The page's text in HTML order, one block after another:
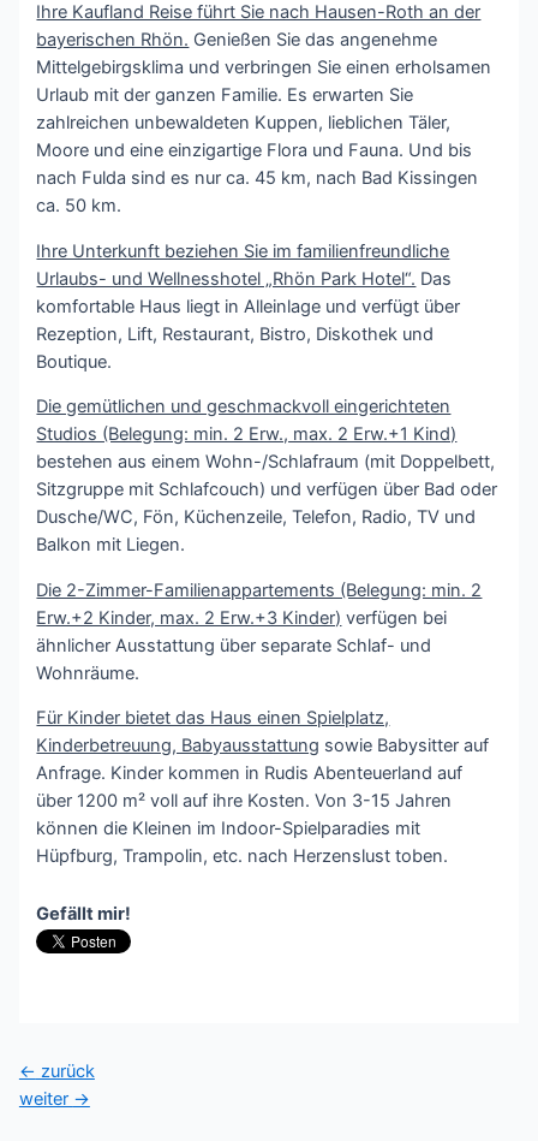
Ihre Kaufland Reise führt Sie nach Hausen-Roth an der
bayerischen Rhön. Genießen Sie das angenehme
Mittelgebirgsklima und verbringen Sie einen erholsamen
Urlaub mit der ganzen Familie. Es erwarten Sie
zahlreichen unbewaldeten Kuppen, lieblichen Täler,
Moore und eine einzigartige Flora und Fauna. Und bis
nach Fulda sind es nur ca. 45 km, nach Bad Kissingen
ca. 50 km.
Ihre Unterkunft beziehen Sie im familienfreundliche
Urlaubs- und Wellnesshotel „Rhön Park Hotel“. Das
komfortable Haus liegt in Alleinlage und verfügt über
Rezeption, Lift, Restaurant, Bistro, Diskothek und
Boutique.
Die gemütlichen und geschmackvoll eingerichteten
Studios (Belegung: min. 2 Erw., max. 2 Erw.+1 Kind)
bestehen aus einem Wohn-/Schlafraum (mit Doppelbett,
Sitzgruppe mit Schlafcouch) und verfügen über Bad oder
Dusche/WC, Fön, Küchenzeile, Telefon, Radio, TV und
Balkon mit Liegen.
Die 2-Zimmer-Familienappartements (Belegung: min. 2
Erw.+2 Kinder, max. 2 Erw.+3 Kinder) verfügen bei
ähnlicher Ausstattung über separate Schlaf- und
Wohnräume.
Für Kinder bietet das Haus einen Spielplatz,
Kinderbetreuung, Babyausstattung sowie Babysitter auf
Anfrage. Kinder kommen in Rudis Abenteuerland auf
über 1200 m² voll auf ihre Kosten. Von 3-15 Jahren
können die Kleinen im Indoor-Spielparadies mit
Hüpfburg, Trampolin, etc. nach Herzenslust toben.
Gefällt mir!
Beitragsnavigation
← zurück
weiter →